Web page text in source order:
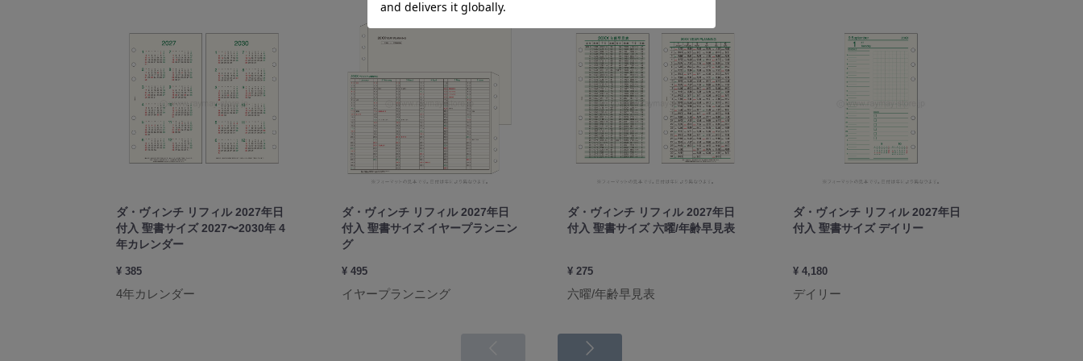
ダ・ヴィンチ リフィル 2027年日
付入 聖書サイズ 2027〜2030年 4
年カレンダー
¥ 385
4年カレンダー
ダ・ヴィンチ リフィル 2027年日
付入 聖書サイズ イヤープランニン
グ
¥ 495
イヤープランニング
ダ・ヴィンチ リフィル 2027年日
付入 聖書サイズ 六曜/年齢早見表
¥ 275
六曜/年齢早見表
ダ・ヴィンチ リフィル 2027年日
付入 聖書サイズ デイリー
¥ 4,180
デイリー